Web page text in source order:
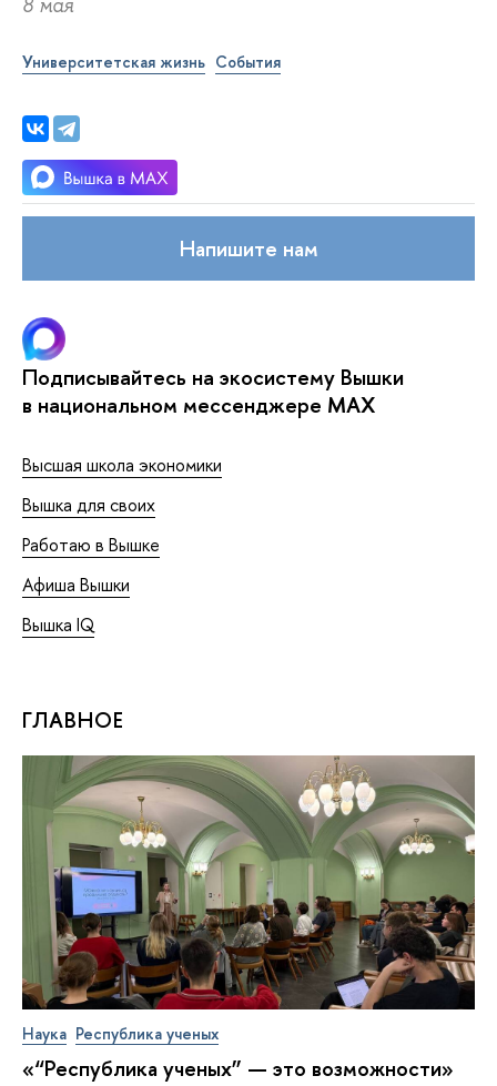
8 мая
Университетская жизнь События
Напишите нам
Подписывайтесь на экосистему Вышки
в национальном мессенджере MAX
Высшая школа экономики
Вышка для своих
Работаю в Вышке
Афиша Вышки
Вышка IQ
ГЛАВНОЕ
Наука Республика ученых
«“Республика ученых” — это возможности»